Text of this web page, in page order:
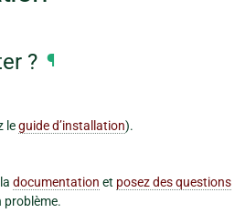
? ¶
leguide d’installation).
documentation et posez des questions
problème.